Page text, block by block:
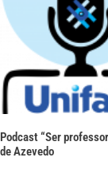
Podcast “Ser
de Azevedo